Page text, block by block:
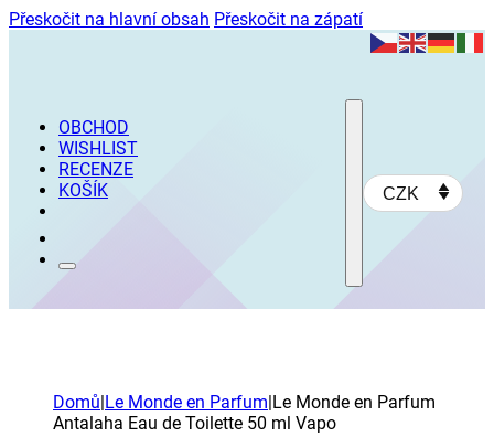
Přeskočit na hlavní obsah Přeskočit na zápatí
OBCHOD
WISHLIST
RECENZE
KOŠÍK
CZK
Domů|Le Monde en Parfum|Le Monde en Parfum
Antalaha Eau de Toilette 50 ml Vapo